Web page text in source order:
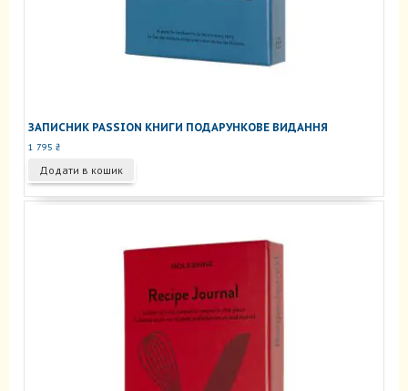
ЗАПИСНИК PASSION КНИГИ ПОДАРУНКОВЕ ВИДАННЯ
1 795 ₴
Додати в кошик